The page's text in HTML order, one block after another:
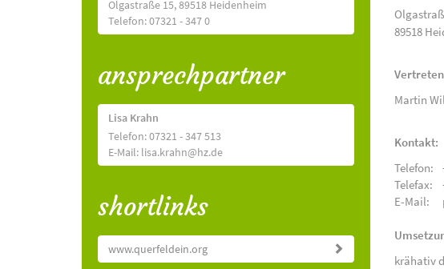
Olgastraße 15, 89518 Heidenheim
Telefon: 07321 - 347 0
ansprechpartner
Lisa Krahn
Telefon: 07321 - 347 513
E-Mail: lisa.krahn@hz.de
shortlinks
www.querfeldein.org
89518
Martin
Kontakt:
Telefon:
Telefax:
E-Mail:
krähativ